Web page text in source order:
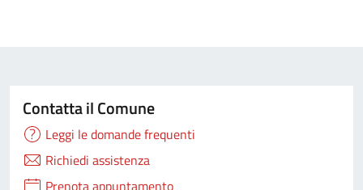
Contatta il Comune
Leggi le domande frequenti
Richiedi assistenza
Prenota appuntamento